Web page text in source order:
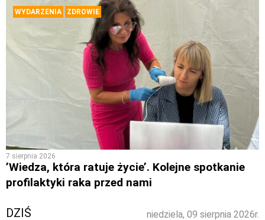
WYDARZENIA ZDROWIE
7 sierpnia 2026
’Wiedza, która ratuje życie’. Kolejne spotkanie
profilaktyki raka przed nami
niedziela, 09 sierpnia 2026r.
DZIŚ